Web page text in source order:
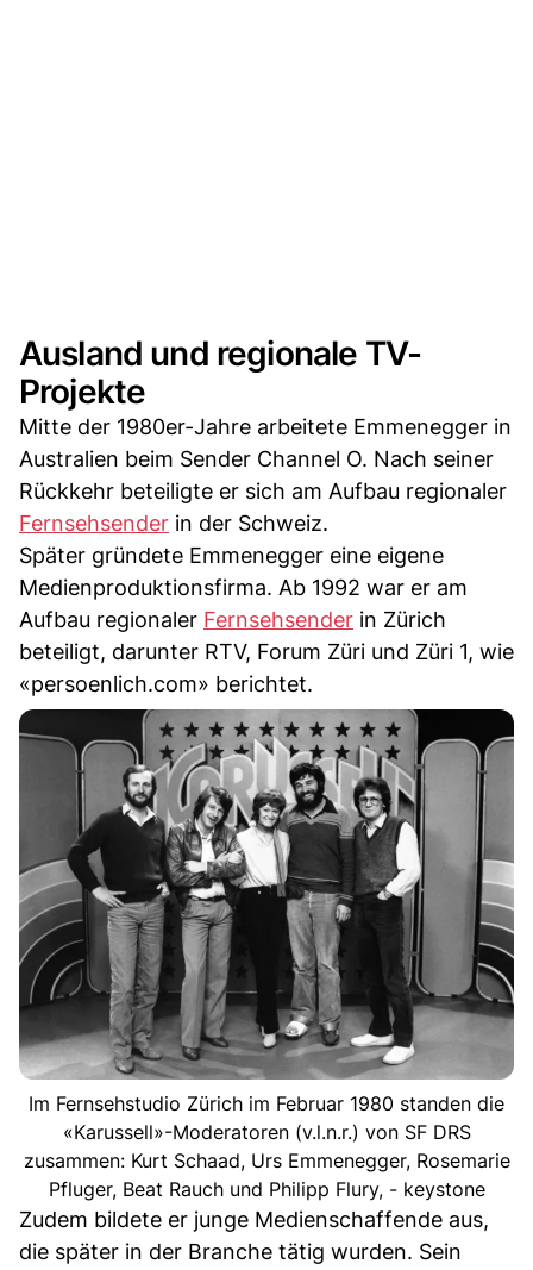
Ausland und regionale TV-
Projekte
Mitte der 1980er-Jahre arbeitete Emmenegger in
Australien beim Sender Channel O. Nach seiner
Rückkehr beteiligte er sich am Aufbau regionaler
Fernsehsender in der Schweiz.
Später gründete Emmenegger eine eigene
Medienproduktionsfirma. Ab 1992 war er am
Aufbau regionaler Fernsehsender in Zürich
beteiligt, darunter RTV, Forum Züri und Züri 1, wie
«persoenlich.com» berichtet.
Im Fernsehstudio Zürich im Februar 1980 standen die
«Karussell»-Moderatoren (v.l.n.r.) von SF DRS
zusammen: Kurt Schaad, Urs Emmenegger, Rosemarie
Pfluger, Beat Rauch und Philipp Flury, - keystone
Zudem bildete er junge Medienschaffende aus,
die später in der Branche tätig wurden. Sein